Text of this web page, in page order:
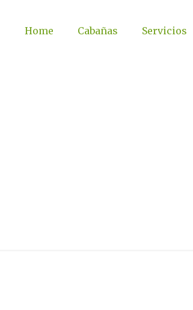
Home Cabañas Servicios